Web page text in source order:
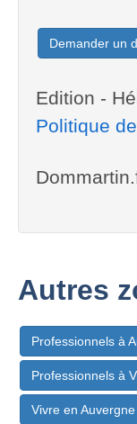
Demander un
Edition -
Politique
Autres
Professionnels à
Professionnels à
Vivre en Auvergne